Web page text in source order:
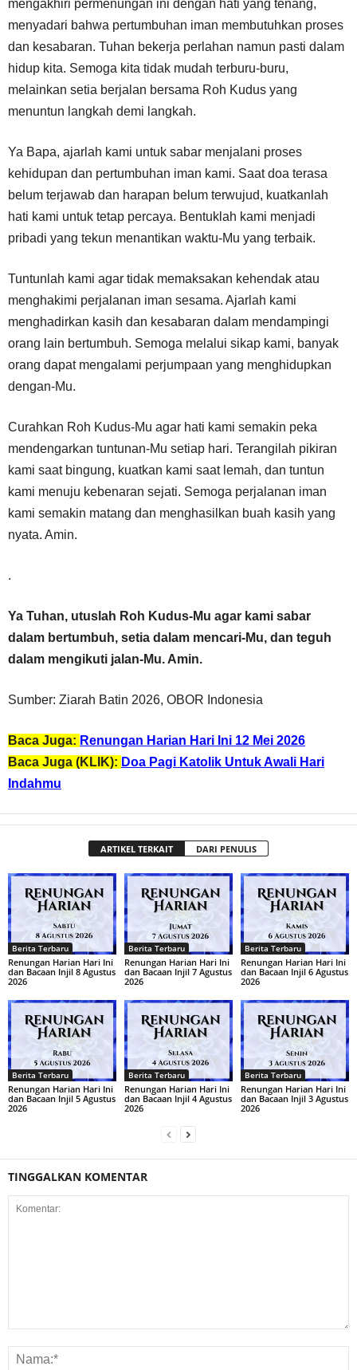
mengakhiri permenungan ini dengan hati yang tenang,
menyadari bahwa pertumbuhan iman membutuhkan proses
dan kesabaran. Tuhan bekerja perlahan namun pasti dalam
hidup kita. Semoga kita tidak mudah terburu-buru,
melainkan setia berjalan bersama Roh Kudus yang
menuntun langkah demi langkah.
Ya Bapa, ajarlah kami untuk sabar menjalani proses
kehidupan dan pertumbuhan iman kami. Saat doa terasa
belum terjawab dan harapan belum terwujud, kuatkanlah
hati kami untuk tetap percaya. Bentuklah kami menjadi
pribadi yang tekun menantikan waktu-Mu yang terbaik.
Tuntunlah kami agar tidak memaksakan kehendak atau
menghakimi perjalanan iman sesama. Ajarlah kami
menghadirkan kasih dan kesabaran dalam mendampingi
orang lain bertumbuh. Semoga melalui sikap kami, banyak
orang dapat mengalami perjumpaan yang menghidupkan
dengan-Mu.
Curahkan Roh Kudus-Mu agar hati kami semakin peka
mendengarkan tuntunan-Mu setiap hari. Terangilah pikiran
kami saat bingung, kuatkan kami saat lemah, dan tuntun
kami menuju kebenaran sejati. Semoga perjalanan iman
kami semakin matang dan menghasilkan buah kasih yang
nyata. Amin.
.
Ya Tuhan, utuslah Roh Kudus-Mu agar kami sabar
dalam bertumbuh, setia dalam mencari-Mu, dan teguh
dalam mengikuti jalan-Mu. Amin.
Sumber: Ziarah Batin 2026, OBOR Indonesia
Baca Juga: Renungan Harian Hari Ini 12 Mei 2026
Baca Juga (KLIK): Doa Pagi Katolik Untuk Awali Hari
Indahmu
ARTIKEL TERKAIT DARI PENULIS
Berita Terbaru
Renungan Harian Hari Ini
dan Bacaan Injil 8 Agustus
2026
Berita Terbaru
Renungan Harian Hari Ini
dan Bacaan Injil 7 Agustus
2026
Berita Terbaru
Renungan Harian Hari Ini
dan Bacaan Injil 6 Agustus
2026
Berita Terbaru
Renungan Harian Hari Ini
dan Bacaan Injil 5 Agustus
2026
Berita Terbaru
Renungan Harian Hari Ini
dan Bacaan Injil 4 Agustus
2026
Berita Terbaru
Renungan Harian Hari Ini
dan Bacaan Injil 3 Agustus
2026
TINGGALKAN KOMENTAR